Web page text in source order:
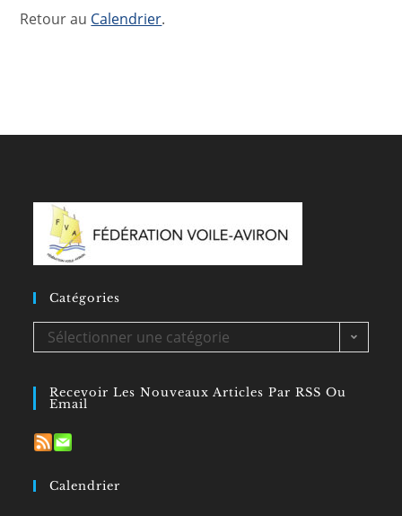
Retour au Calendrier.
Catégories
Catégories
Sélectionner une catégorie
Recevoir Les Nouveaux Articles Par RSS Ou
Email
Calendrier